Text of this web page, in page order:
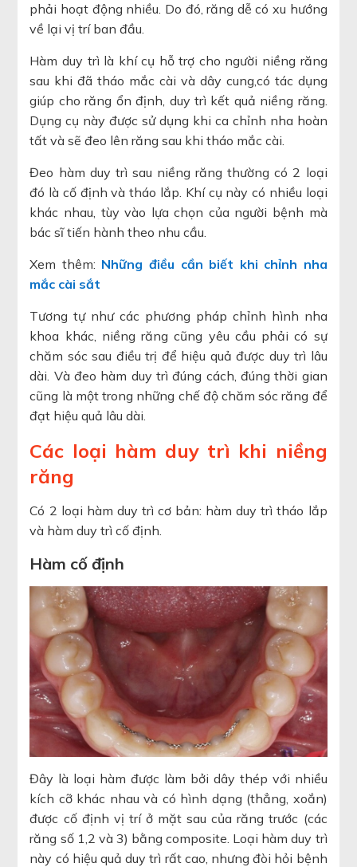
phải hoạt động nhiều. Do đó, răng dễ có xu hướng
về lại vị trí ban đầu.
Hàm duy trì là khí cụ hỗ trợ cho người niềng răng
sau khi đã tháo mắc cài và dây cung,có tác dụng
giúp cho răng ổn định, duy trì kết quả niềng răng.
Dụng cụ này được sử dụng khi ca chỉnh nha hoàn
tất và sẽ đeo lên răng sau khi tháo mắc cài.
Đeo hàm duy trì sau niềng răng thường có 2 loại
đó là cố định và tháo lắp. Khí cụ này có nhiều loại
khác nhau, tùy vào lựa chọn của người bệnh mà
bác sĩ tiến hành theo nhu cầu.
Xem thêm: Những điều cần biết khi chỉnh nha
mắc cài sắt
Tương tự như các phương pháp chỉnh hình nha
khoa khác, niềng răng cũng yêu cầu phải có sự
chăm sóc sau điều trị để hiệu quả được duy trì lâu
dài. Và đeo hàm duy trì đúng cách, đúng thời gian
cũng là một trong những chế độ chăm sóc răng để
đạt hiệu quả lâu dài.
Các loại hàm duy trì khi niềng
răng
Có 2 loại hàm duy trì cơ bản: hàm duy trì tháo lắp
và hàm duy trì cố định.
Hàm cố định
Đây là loại hàm được làm bởi dây thép với nhiều
kích cỡ khác nhau và có hình dạng (thẳng, xoắn)
được cố định vị trí ở mặt sau của răng trước (các
răng số 1,2 và 3) bằng composite. Loại hàm duy trì
này có hiệu quả duy trì rất cao, nhưng đòi hỏi bệnh